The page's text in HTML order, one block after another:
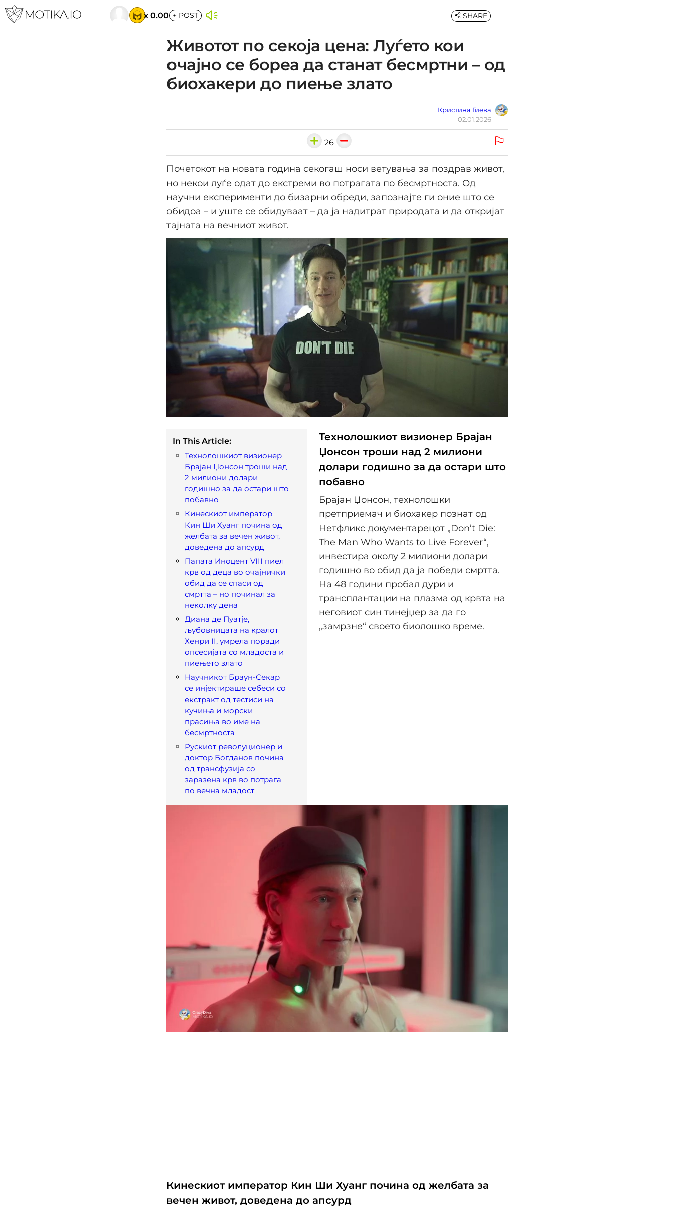
x 0.00 + POST
Животот по секоја цена: Луѓето кои
очајно се бореа да станат бесмртни – од
биохакери до пиење злато
Кристина Гиева
02.01.2026
SHARE
26
Почетокот на новата година секогаш носи ветувања за поздрав живот,
но некои луѓе одат до екстреми во потрагата по бесмртноста. Од
научни експерименти до бизарни обреди, запознајте ги оние што се
обидоа – и уште се обидуваат – да ја надитрат природата и да откријат
тајната на вечниот живот.
In This Article:
Технолошкиот визионер
Брајан Џонсон троши над
2 милиони долари
годишно за да остари што
побавно
Кинескиот император
Кин Ши Хуанг почина од
желбата за вечен живот,
доведена до апсурд
Папата Инoцент VIII пиел
крв од деца во очајнички
обид да се спаси од
смртта – но починал за
неколку дена
Диана де Пуатје,
љубовницата на кралот
Хенри II, умрела поради
опсесијата со младоста и
пиењето злато
Научникот Браун-Секар
се инјектираше себеси со
екстракт од тестиси на
кучиња и морски
прасиња во име на
бесмртноста
Рускиот револуционер и
доктор Богданов почина
од трансфузија со
заразена крв во потрага
по вечна младост
Технолошкиот визионер Брајан
Џонсон троши над 2 милиони
долари годишно за да остари што
побавно
Брајан Џонсон, технолошки
претприемач и биохакер познат од
Нетфликс документарецот „Don’t Die:
The Man Who Wants to Live Forever“,
инвестира околу 2 милиони долари
годишно во обид да ја победи смртта.
На 48 години пробал дури и
трансплантации на плазма од крвта на
неговиот син тинејџер за да го
„замрзне“ своето биолошко време.
Кинескиот император Кин Ши Хуанг почина од желбата за
вечен живот, доведена до апсурд